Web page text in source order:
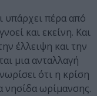
υπάρχει πέρα από
και εκείνη. Και
έλλειψη και την
μια ανταλλαγή
ότι η κρίση
νησίδα ωρίμανσης.